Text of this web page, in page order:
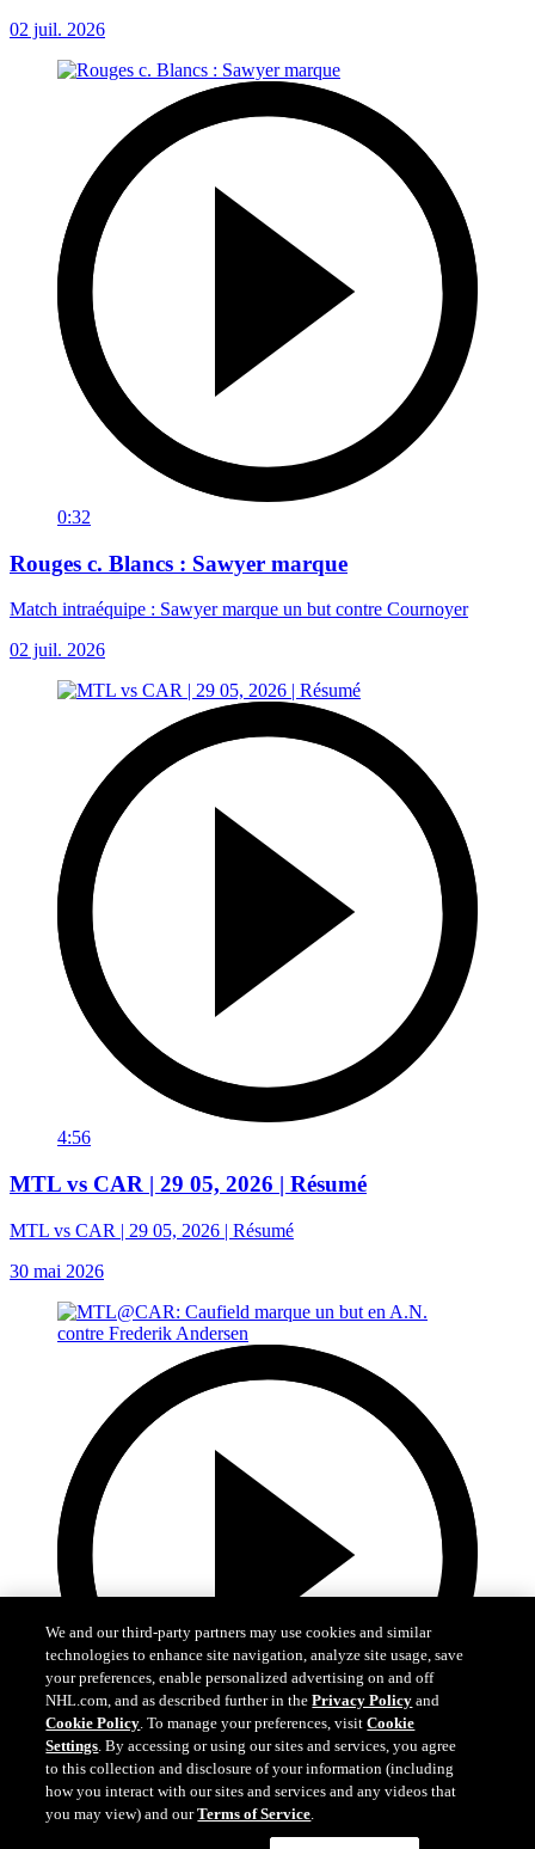
02 juil. 2026
0:32
Rouges c. Blancs : Sawyer marque
Match intraéquipe : Sawyer marque un but contre Cournoyer
02 juil. 2026
4:56
MTL vs CAR | 29 05, 2026 | Résumé
MTL vs CAR | 29 05, 2026 | Résumé
30 mai 2026
0:48
MTL@CAR: Caufield marque un but en A.N.
We and our third-party partners may use cookies and similar
technologies to enhance site navigation, analyze site usage, save
NHL.com, and as described further in the
Cookie Policy
. To manage your preferences, visit
Cookie
Settings
. By accessing or using our sites and services, you agree
to this collection and disclosure of your information (including
how you interact with our sites and services and any videos that
you may view) and our
Terms of Service
Cookie Settings I Understand